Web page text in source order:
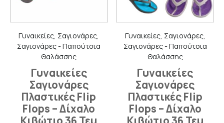
Γυναικείες, Σαγιονάρες,
Σαγιονάρες - Παπούτσια
Θαλάσσης
Γυναικείες
Σαγιονάρες
Πλαστικές Flip
Flops – Δίχαλο
Γυναικείες, Σαγιονάρες,
Σαγιονάρες - Παπούτσια
Θαλάσσης
Γυναικείες
Σαγιονάρες
Πλαστικές Flip
Flops – Δίχαλο